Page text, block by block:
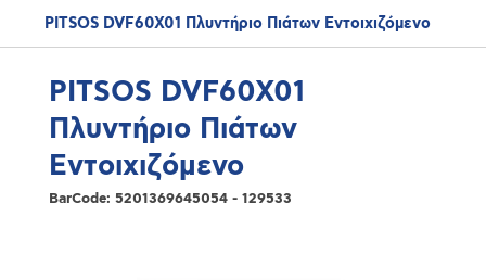
PITSOS DVF60X01 Πλυντήριο Πιάτων Εντοιχιζόμενο
PITSOS DVF60X01
Πλυντήριο Πιάτων
Εντοιχιζόμενο
BarCode: 5201369645054 - 129533